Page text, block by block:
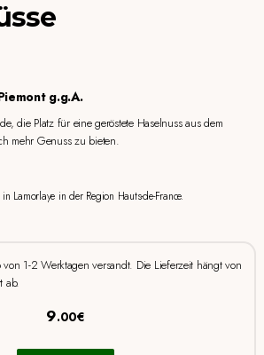
g.g.A.
die Platz für eine geröstete Haselnuss aus dem
mehr Genuss zu bieten.
Lamorlaye in der Region Hauts-de-France.
1-2 Werktagen versandt. Die Lieferzeit hängt von
ab.
9.00€